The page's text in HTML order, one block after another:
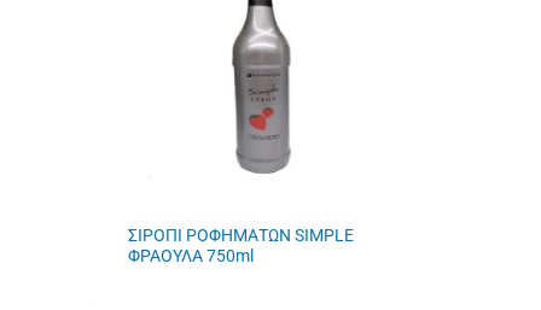
ΣΙΡΟΠΙ ΡΟΦΗΜΑΤΩΝ SIMPLE
ΦΡΑΟΥΛΑ 750ml